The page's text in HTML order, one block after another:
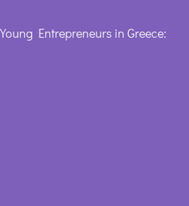
Entrepreneurs in Greece: